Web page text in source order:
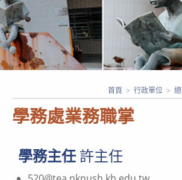
學務處業務職掌
首頁 > 行政單位 >
學務主任許主任